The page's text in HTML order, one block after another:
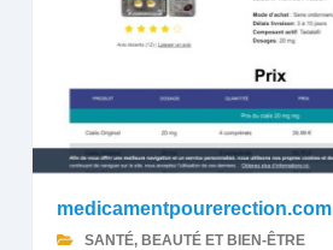
medicamentpourerection.com
SANTÉ, BEAUTÉ ET BIEN-ÊTRE